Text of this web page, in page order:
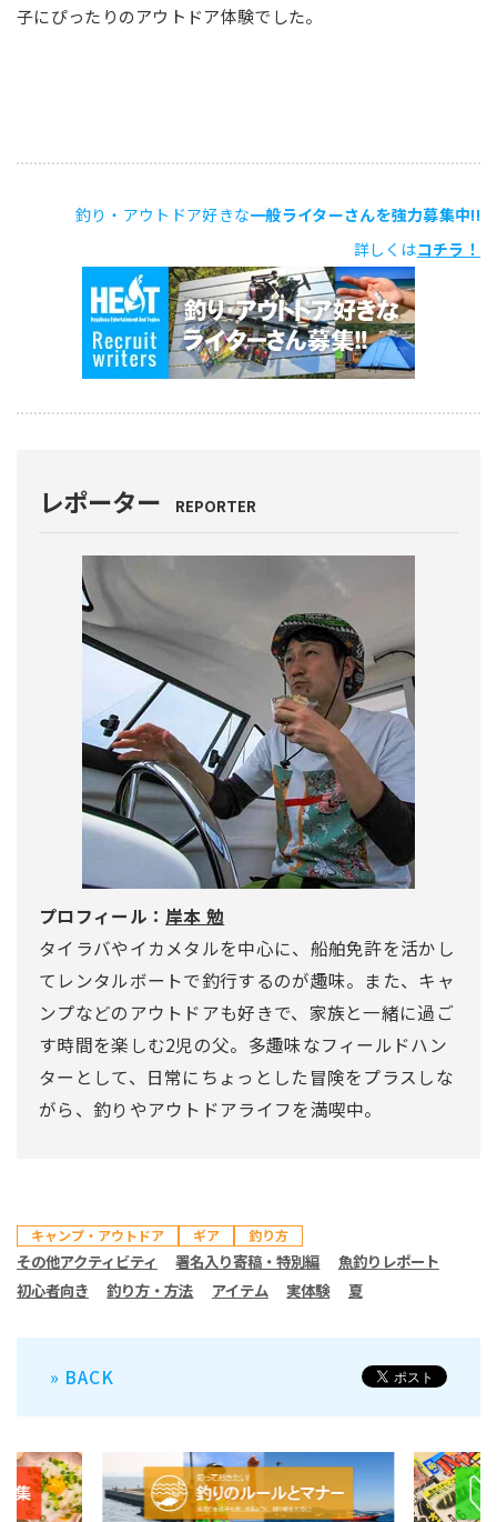
子にぴったりのアウトドア体験でした。
釣り・アウトドア好きな一般ライターさんを強力募集中!!
詳しくはコチラ！
レポーター REPORTER
プロフィール： 岸本 勉
タイラバやイカメタルを中心に、船舶免許を活かし
てレンタルボートで釣行するのが趣味。また、キャ
ンプなどのアウトドアも好きで、家族と一緒に過ご
す時間を楽しむ2児の父。多趣味なフィールドハン
ターとして、日常にちょっとした冒険をプラスしな
がら、釣りやアウトドアライフを満喫中。
キャンプ・アウトドア ギア 釣り方
その他アクティビティ 署名入り寄稿・特別編
魚釣りレポート
初心者向き
釣り方・方法 アイテム 実体験 夏
» BACK